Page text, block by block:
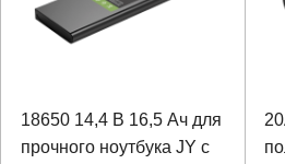
18650 14,4 В 16,5 Ач для
прочного ноутбука JY с